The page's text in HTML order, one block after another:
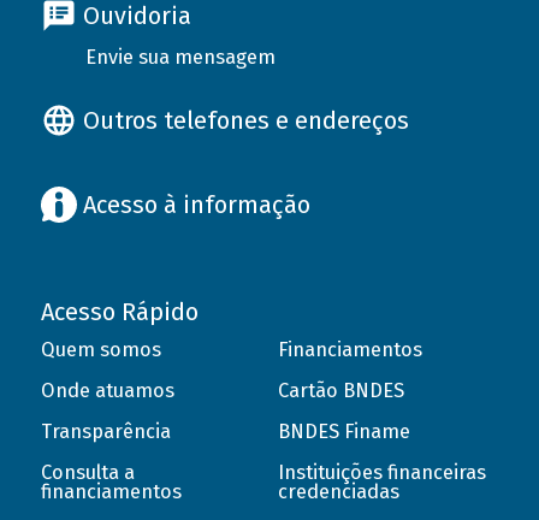
Ouvidoria
Envie sua mensagem
Outros telefones e endereços
Acesso à informação
Acesso Rápido
Quem somos
Onde atuamos
Transparência
Consulta a
financiamentos
Financiamentos
Cartão BNDES
BNDES Finame
Instituições financeiras
credenciadas